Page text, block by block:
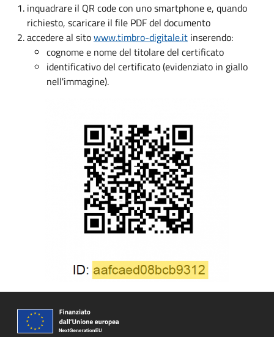
inquadrare il QR code con uno smartphone e, quando
richiesto, scaricare il file PDF del documento
accedere al sitowww.timbro-digitale.it inserendo:
cognome e nome del titolare del certificato
identificativo del certificato (evidenziato in giallo
nell'immagine).